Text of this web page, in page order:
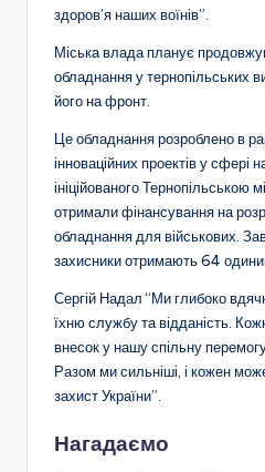
здоров’я наших воїнів”.
Міська влада планує
обладнання у тернопільських
його на фронт.
Це обладнання розроблено в
інноваційних проектів у сфері
ініційованого
отримали фінансування на
обладнання для військових.
захисники отримають 64
Сергій Надал “Ми глибоко
їхню службу та відданість.
внесок у нашу спільну
Разом ми сильніші, і кожен
захист України”.
Нагадаємо